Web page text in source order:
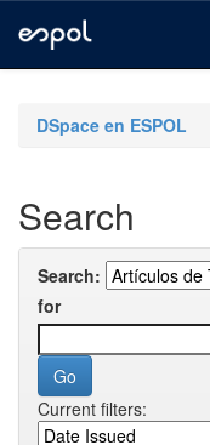
navigationDSpace en ESPOL
Search
Search:
for
Current filters: